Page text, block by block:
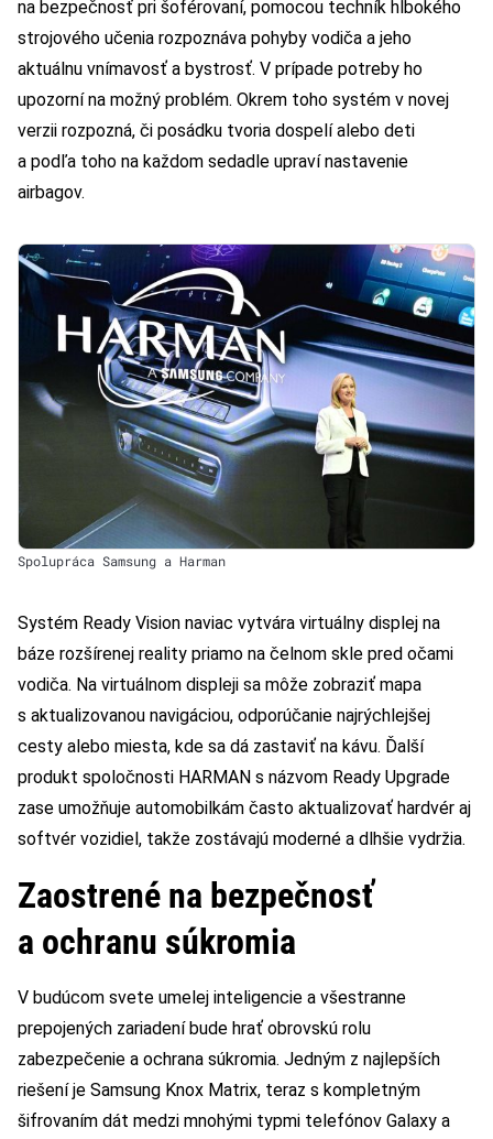
na bezpečnosť pri šoférovaní, pomocou techník hlbokého
strojového učenia rozpoznáva pohyby vodiča a jeho
aktuálnu vnímavosť a bystrosť. V prípade potreby ho
upozorní na možný problém. Okrem toho systém v novej
verzii rozpozná, či posádku tvoria dospelí alebo deti
a podľa toho na každom sedadle upraví nastavenie
airbagov.
Spolupráca Samsung a Harman
Systém Ready Vision naviac vytvára virtuálny displej na
báze rozšírenej reality priamo na čelnom skle pred očami
vodiča. Na virtuálnom displeji sa môže zobraziť mapa
s aktualizovanou navigáciou, odporúčanie najrýchlejšej
cesty alebo miesta, kde sa dá zastaviť na kávu. Ďalší
produkt spoločnosti HARMAN s názvom Ready Upgrade
zase umožňuje automobilkám často aktualizovať hardvér aj
softvér vozidiel, takže zostávajú moderné a dlhšie vydržia.
Zaostrené na bezpečnosť
a ochranu súkromia
V budúcom svete umelej inteligencie a všestranne
prepojených zariadení bude hrať obrovskú rolu
zabezpečenie a ochrana súkromia. Jedným z najlepších
riešení je Samsung Knox Matrix, teraz s kompletným
šifrovaním dát medzi mnohými typmi telefónov Galaxy a